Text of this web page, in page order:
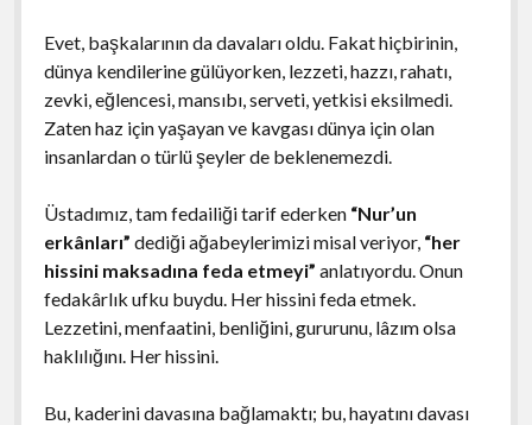
Evet, başkalarının da davaları oldu. Fakat hiçbirinin,
dünya kendilerine gülüyorken, lezzeti, hazzı, rahatı,
zevki, eğlencesi, mansıbı, serveti, yetkisi eksilmedi.
Zaten haz için yaşayan ve kavgası dünya için olan
insanlardan o türlü şeyler de beklenemezdi.
Üstadımız, tam fedailiği tarif ederken “Nur’un
erkânları” dediği ağabeylerimizi misal veriyor, “her
hissini maksadına feda etmeyi” anlatıyordu. Onun
fedakârlık ufku buydu. Her hissini feda etmek.
Lezzetini, menfaatini, benliğini, gururunu, lâzım olsa
haklılığını. Her hissini.
Bu, kaderini davasına bağlamaktı; bu, hayatını davası